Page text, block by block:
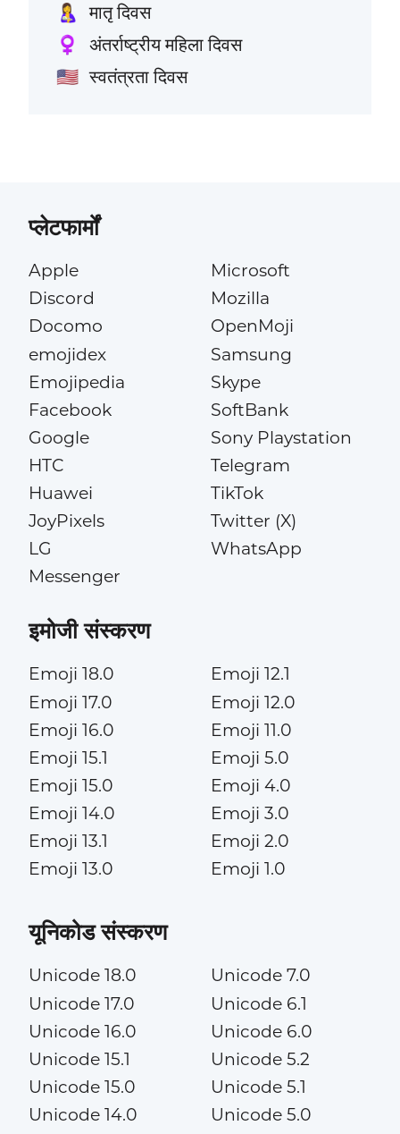
🤱 मातृ दिवस
♀️ अंतर्राष्ट्रीय महिला दिवस
🇺🇸 स्वतंत्रता दिवस
प्लेटफार्मों
Apple
Discord
Docomo
emojidex
Emojipedia
Facebook
Google
HTC
Huawei
JoyPixels
LG
Messenger
Microsoft
Mozilla
OpenMoji
Samsung
Skype
SoftBank
Sony Playstation
Telegram
TikTok
Twitter (X)
WhatsApp
इमोजी संस्करण
Emoji 18.0
Emoji 17.0
Emoji 16.0
Emoji 15.1
Emoji 15.0
Emoji 14.0
Emoji 13.1
Emoji 13.0
Emoji 12.1
Emoji 12.0
Emoji 11.0
Emoji 5.0
Emoji 4.0
Emoji 3.0
Emoji 2.0
Emoji 1.0
यूनिकोड संस्करण
Unicode 18.0
Unicode 17.0
Unicode 16.0
Unicode 15.1
Unicode 15.0
Unicode 14.0
Unicode 7.0
Unicode 6.1
Unicode 6.0
Unicode 5.2
Unicode 5.1
Unicode 5.0